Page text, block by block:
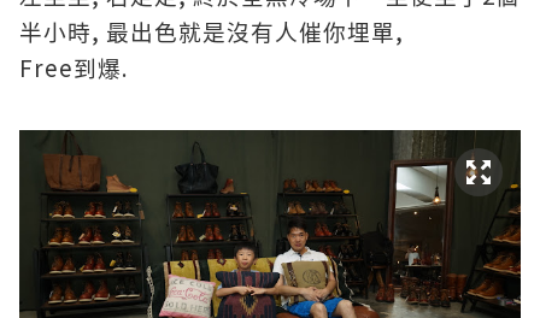
半小時, 最出色就是沒有人催你埋單,
Free到爆.